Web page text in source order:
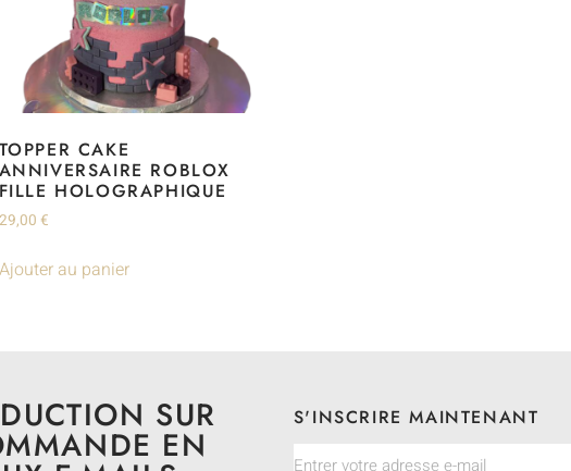
TOPPER CAKE
ANNIVERSAIRE ROBLOX
FILLE HOLOGRAPHIQUE
29,00 €
Ajouter au panier
SUR
EN
S'INSCRIRE MAINTENANT